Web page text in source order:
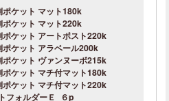
ポケット マット180k
ポケット マット220k
ケット アートポスト220k
ケット アラベール200k
ケット ヴァンヌーボ215k
ケット マチ付マット180k
ケット マチ付マット220k
フォルダーＥ_６p